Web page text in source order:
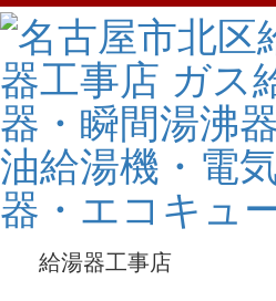
給湯器工事店